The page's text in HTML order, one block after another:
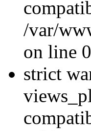
/var/
on line
strict